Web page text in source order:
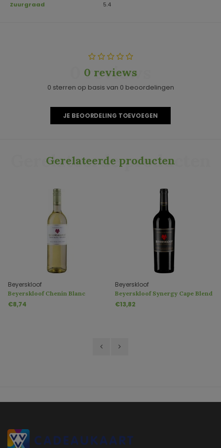
Zuurgraad 5.4
0 reviews
0 reviews
0 sterren op basis van 0 beoordelingen
JE BEOORDELING TOEVOEGEN
Gerelateerde producten
Gerelateerde producten
Beyerskloof
Beyerskloof Chenin Blanc
Pinotage
€8,74
Beyerskloof
Beyerskloof Synergy Cape Blend
€13,82